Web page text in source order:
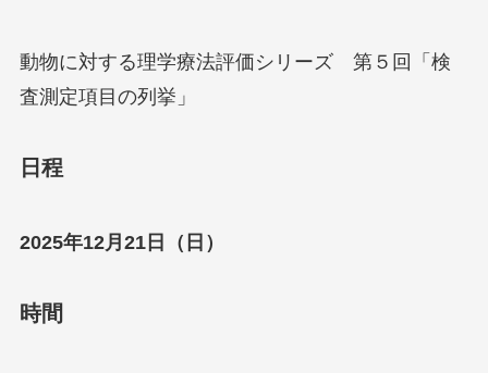
動物に対する理学療法評価シリーズ 第５回「検
査測定項目の列挙」
日程
2025年12月21日（日）
時間